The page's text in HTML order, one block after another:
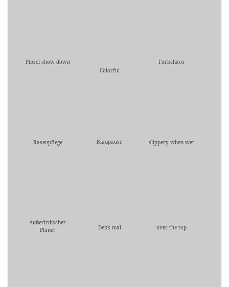
Pinsel show down
Colorful
Farbchaos
Rasenpflege Blaupause slippery when wet
Außerirdischer
Planet
Denk mal over the top